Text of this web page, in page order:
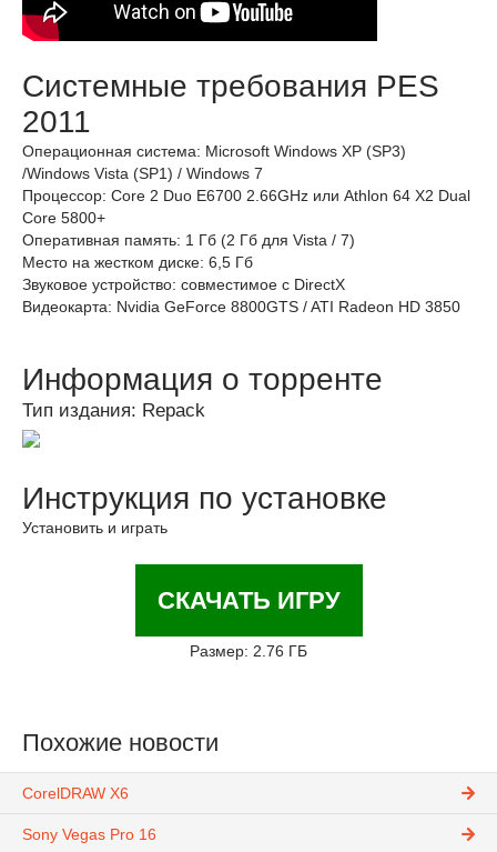
Системные требования PES
2011
Операционная система: Microsoft Windows XP (SP3)
/Windows Vista (SP1) / Windows 7
Процессор: Core 2 Duo E6700 2.66GHz или Athlon 64 X2 Dual
Core 5800+
Оперативная память: 1 Гб (2 Гб для Vista / 7)
Место на жестком диске: 6,5 Гб
Звуковое устройство: совместимое с DirectX
Видеокарта: Nvidia GeForce 8800GTS / ATI Radeon HD 3850
Информация о торренте
Тип издания: Repack
Инструкция по установке
Установить и играть
СКАЧАТЬ ИГРУ
Размер: 2.76 ГБ
Похожие новости
CorelDRAW X6
Sony Vegas Pro 16